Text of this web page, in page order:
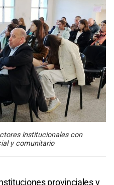
institucionales con
y comunitario
provinciales y